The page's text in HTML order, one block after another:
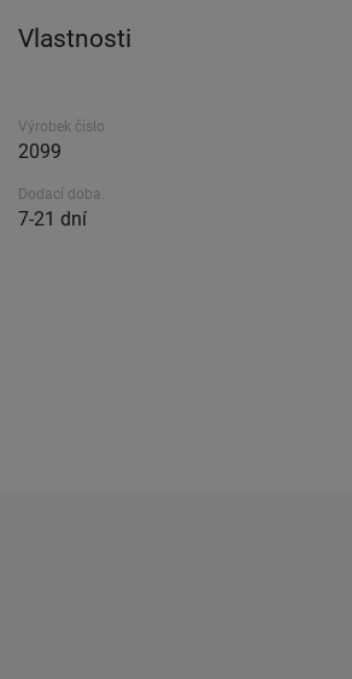
Vlastnosti
Výrobek číslo
2099
Dodací doba.
7-21 dní